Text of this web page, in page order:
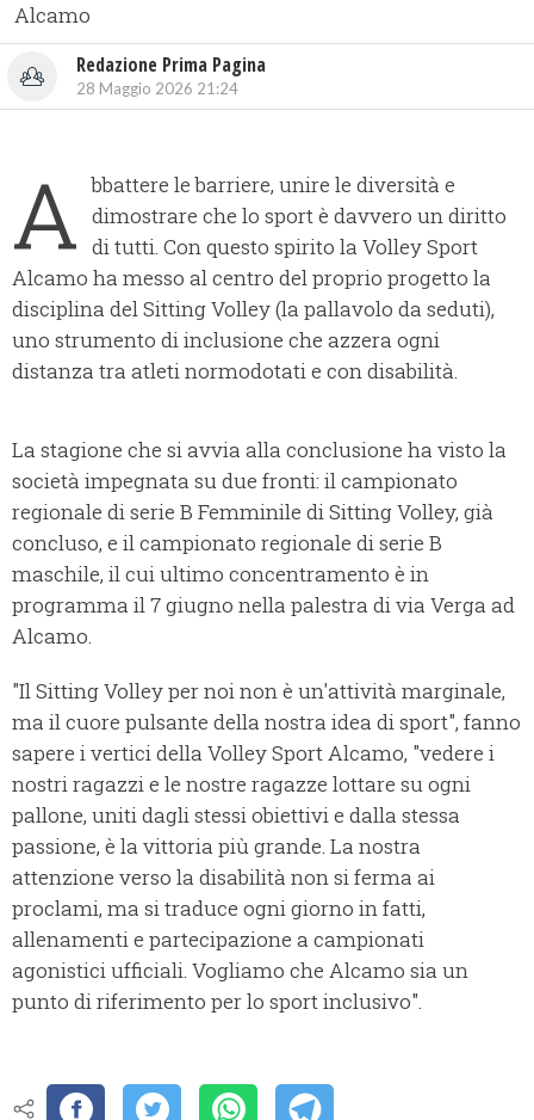
Alcamo
Redazione Prima Pagina
28 Maggio 2026 21:24
A bbattere le barriere, unire le diversità e
dimostrare che lo sport è davvero un diritto
di tutti. Con questo spirito la Volley Sport
Alcamo ha messo al centro del proprio progetto la
disciplina del Sitting Volley (la pallavolo da seduti),
uno strumento di inclusione che azzera ogni
distanza tra atleti normodotati e con disabilità.
La stagione che si avvia alla conclusione ha visto la
società impegnata su due fronti: il campionato
regionale di serie B Femminile di Sitting Volley, già
concluso, e il campionato regionale di serie B
maschile, il cui ultimo concentramento è in
programma il 7 giugno nella palestra di via Verga ad
Alcamo.
"Il Sitting Volley per noi non è un'attività marginale,
ma il cuore pulsante della nostra idea di sport", fanno
sapere i vertici della Volley Sport Alcamo, "vedere i
nostri ragazzi e le nostre ragazze lottare su ogni
pallone, uniti dagli stessi obiettivi e dalla stessa
passione, è la vittoria più grande. La nostra
attenzione verso la disabilità non si ferma ai
proclami, ma si traduce ogni giorno in fatti,
allenamenti e partecipazione a campionati
agonistici ufficiali. Vogliamo che Alcamo sia un
punto di riferimento per lo sport inclusivo".